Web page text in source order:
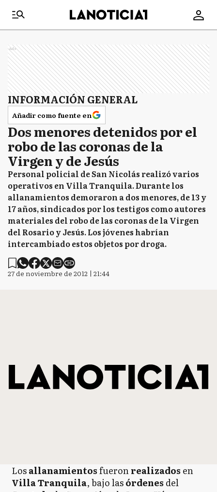
Ads
INFORMACIÓN GENERAL
Añadir como fuente en
Dos menores detenidos por el
robo de las coronas de la
Virgen y de Jesús
Personal policial de San Nicolás realizó varios
operativos en Villa Tranquila. Durante los
allanamientos demoraron a dos menores, de 13 y
17 años, sindicados por los testigos como autores
materiales del robo de las coronas de la Virgen
del Rosario y Jesús. Los jóvenes habrían
intercambiado estos objetos por droga.
27 de noviembre de 2012 | 21:44
Losallanamientosfueronrealizados en
Villa Tranquila, bajo lasórdenes del